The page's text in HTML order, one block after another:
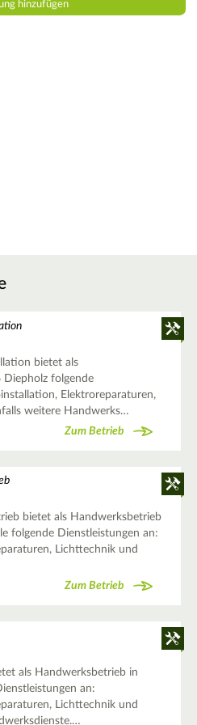
bietet als
folgende
Elektroreparaturen,
weitere Handwerks…
Zum Betrieb
bietet als Handwerksbetrieb
folgende Dienstleistungen an:
Lichttechnik und
Zum Betrieb
als Handwerksbetrieb in
an:
Lichttechnik und